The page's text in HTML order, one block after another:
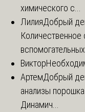
химического с...
ЛилияДобрый
Количественное
вспомогательных
Виктор
АртемДобрый
анализы порошка
Динамич...